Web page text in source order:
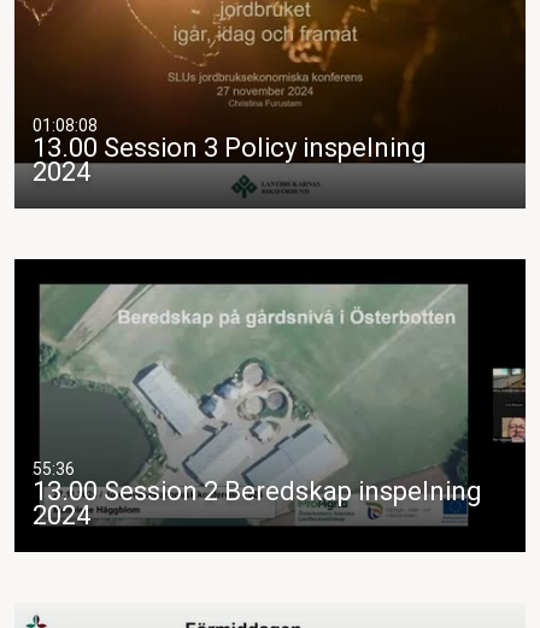
01:08:08
13.00 Session 3 Policy inspelning
2024
55:36
13.00 Session 2 Beredskap inspelning
2024